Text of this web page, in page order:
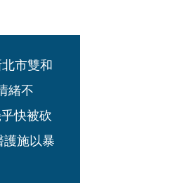
市雙和
緒不
快被砍
施以暴